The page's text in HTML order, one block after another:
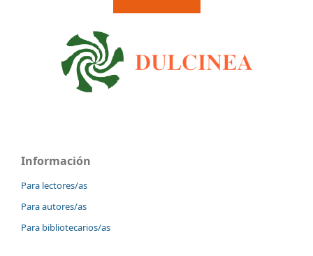
Información
Para lectores/as
Para autores/as
Para bibliotecarios/as